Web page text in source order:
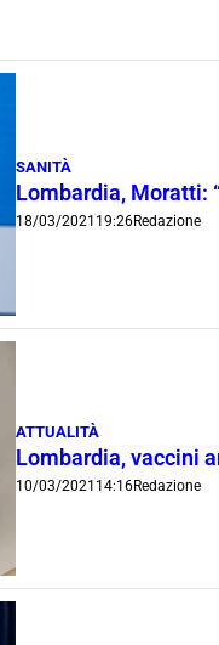
SANITÀ
Lombardia, Moratti:
18/03/2021 19:26Redazione
ATTUALITÀ
Lombardia, vaccini
10/03/2021 14:16Redazione